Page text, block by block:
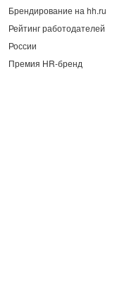
Брендирование на hh.ru
Рейтинг работодателей
России
Премия HR-бренд